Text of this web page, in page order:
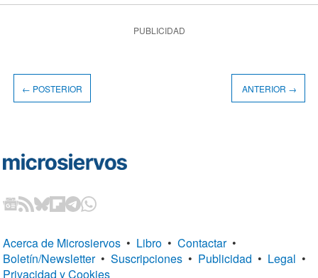
PUBLICIDAD
← POSTERIOR ANTERIOR →
Acerca de Microsiervos • Libro • Contactar •
Boletín/Newsletter • Suscripciones • Publicidad • Legal •
Privacidad y Cookies